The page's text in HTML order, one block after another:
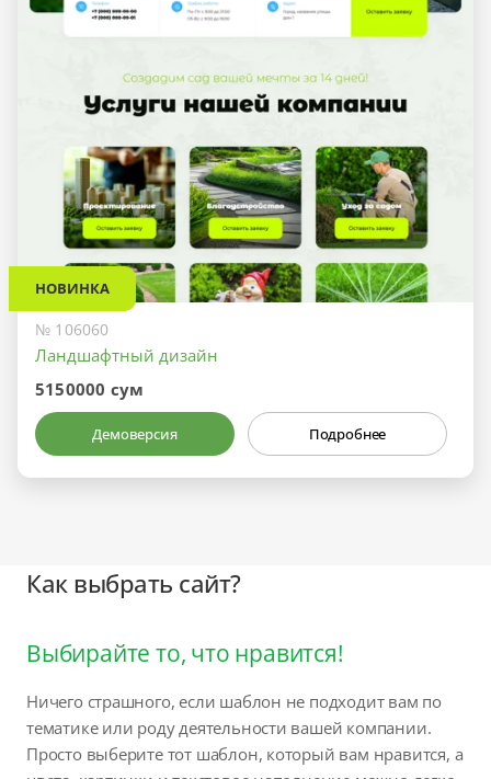
НОВИНКА
№ 106060
Ландшафтный дизайн
5150000 сум
Демоверсия Подробнее
Как выбрать сайт?
Выбирайте то, что нравится!
Ничего страшного, если шаблон не подходит вам по
тематике или роду деятельности вашей компании.
Просто выберите тот шаблон, который вам нравится, а